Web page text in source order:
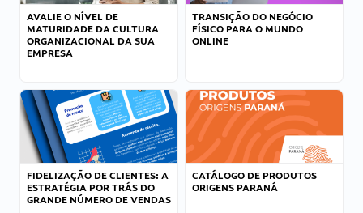
AVALIE O NÍVEL DE
MATURIDADE DA CULTURA
ORGANIZACIONAL DA SUA
EMPRESA
TRANSIÇÃO DO NEGÓCIO
FÍSICO PARA O MUNDO
ONLINE
FIDELIZAÇÃO DE CLIENTES: A
ESTRATÉGIA POR TRÁS DO
GRANDE NÚMERO DE VENDAS
CATÁLOGO DE PRODUTOS
ORIGENS PARANÁ